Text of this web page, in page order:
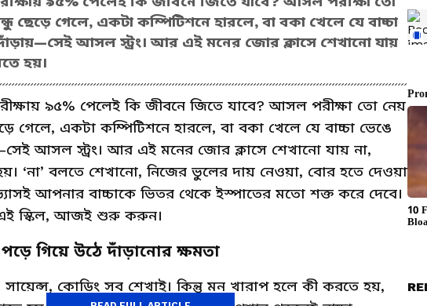
ছেড়ে গেলে, একটা কম্পিটিশনে হারলে, বা বকা খেলে যে বাচ্চা
আসল স্ট্রং। আর এই মনের জোর ক্লাসে শেখানো যায়
হয়।
৯৫% পেলেই কি জীবনে জিতে যাবে? আসল পরীক্ষা তো নেয়
গেলে, একটা কম্পিটিশনে হারলে, বা বকা খেলে যে বাচ্চা ভেঙে
আসল স্ট্রং। আর এই মনের জোর ক্লাসে শেখানো যায় না,
‘না’ বলতে শেখানো, নিজের ভুলের দায় নেওয়া, বোর হতে দেওয়া
আপনার বাচ্চাকে ভিতর থেকে ইস্পাতের মতো শক্ত করে দেবে।
এই স্কিল, আজই শুরু করুন।
পড়ে গিয়ে উঠে দাঁড়ানোর ক্ষমতা
সায়েন্স, কোডিং সব শেখাই। কিন্তু মন খারাপ হলে কী করতে হয়,